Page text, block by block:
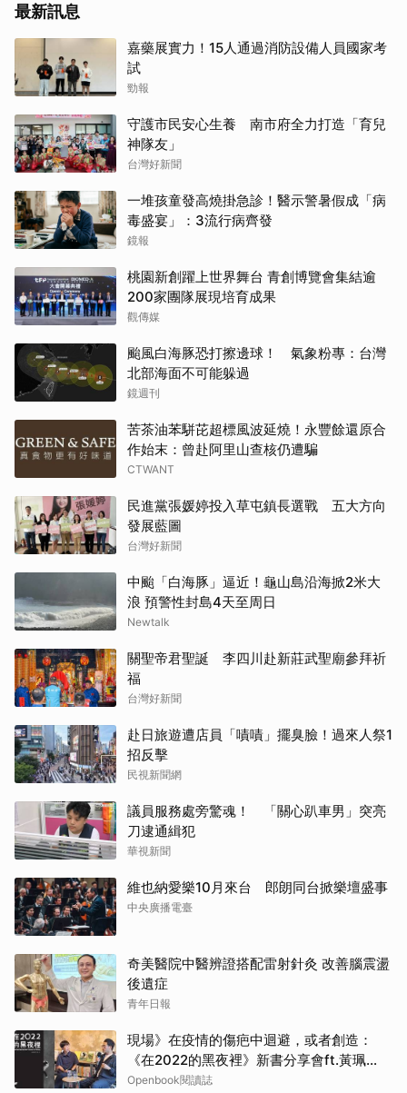
最新訊息
嘉藥展實力！15人通過消防設備人員國家考
試
勁報
守護市民安心生養 南市府全力打造「育兒
神隊友」
台灣好新聞
一堆孩童發高燒掛急診！醫示警暑假成「病
毒盛宴」：3流行病齊發
鏡報
桃園新創躍上世界舞台 青創博覽會集結逾
200家團隊展現培育成果
觀傳媒
颱風白海豚恐打擦邊球！ 氣象粉專：台灣
北部海面不可能躲過
鏡週刊
苦茶油苯駢芘超標風波延燒！永豐餘還原合
作始末：曾赴阿里山查核仍遭騙
CTWANT
民進黨張媛婷投入草屯鎮長選戰 五大方向
發展藍圖
台灣好新聞
中颱「白海豚」逼近！龜山島沿海掀2米大
浪 預警性封島4天至周日
Newtalk
關聖帝君聖誕 李四川赴新莊武聖廟參拜祈
福
台灣好新聞
赴日旅遊遭店員「嘖嘖」擺臭臉！過來人祭1
招反擊
民視新聞網
議員服務處旁驚魂！ 「關心趴車男」突亮
刀逮通緝犯
華視新聞
維也納愛樂10月來台 郎朗同台掀樂壇盛事
中央廣播電臺
奇美醫院中醫辨證搭配雷射針灸 改善腦震盪
後遺症
青年日報
現場》在疫情的傷疤中迴避，或者創造：
《在2022的黑夜裡》新書分享會ft.黃珮
珊、吳琦
Openbook閱讀誌